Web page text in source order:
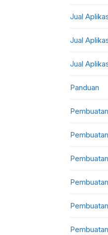
Jual
Jual
Jual
Panduan